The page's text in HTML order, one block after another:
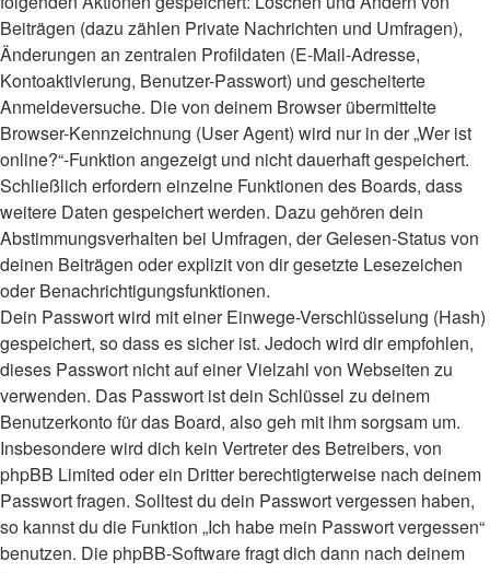
Beiträgen (dazu zählen Private Nachrichten und Umfragen),
Änderungen an zentralen Profildaten (E-Mail-Adresse,
Kontoaktivierung, Benutzer-Passwort) und gescheiterte
Anmeldeversuche. Die von deinem Browser übermittelte
Browser-Kennzeichnung (User Agent) wird nur in der „Wer ist
online?“-Funktion angezeigt und nicht dauerhaft gespeichert.
Schließlich erfordern einzelne Funktionen des Boards, dass
weitere Daten gespeichert werden. Dazu gehören dein
Abstimmungsverhalten bei Umfragen, der Gelesen-Status von
deinen Beiträgen oder explizit von dir gesetzte Lesezeichen
oder Benachrichtigungsfunktionen.
Dein Passwort wird mit einer Einwege-Verschlüsselung (Hash)
gespeichert, so dass es sicher ist. Jedoch wird dir empfohlen,
dieses Passwort nicht auf einer Vielzahl von Webseiten zu
verwenden. Das Passwort ist dein Schlüssel zu deinem
Benutzerkonto für das Board, also geh mit ihm sorgsam um.
Insbesondere wird dich kein Vertreter des Betreibers, von
phpBB Limited oder ein Dritter berechtigterweise nach deinem
Passwort fragen. Solltest du dein Passwort vergessen haben,
so kannst du die Funktion „Ich habe mein Passwort vergessen“
benutzen. Die phpBB-Software fragt dich dann nach deinem